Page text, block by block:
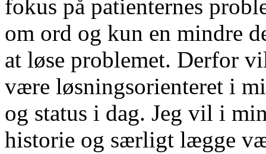
fokus på patienternes
om ord og kun en mindre
at løse problemet. Derfor
være løsningsorienteret i
og status i dag. Jeg vil i
historie og særligt lægge